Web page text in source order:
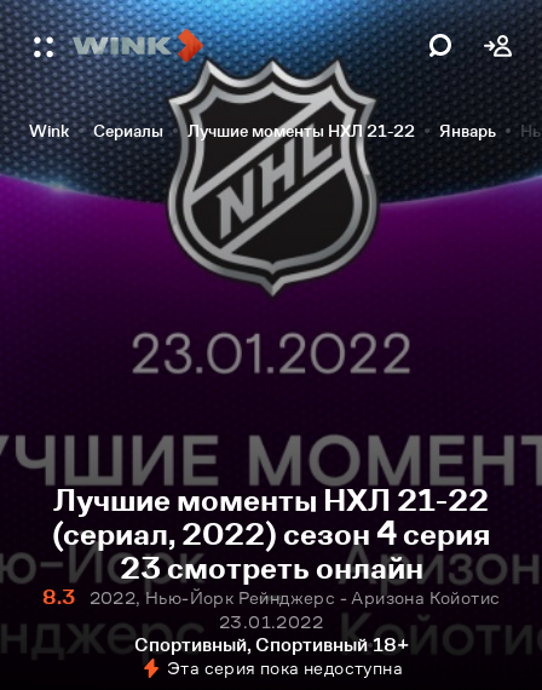
Wink Сериалы Лучшие моменты НХЛ 21-22 Январь
Лучшие моменты НХЛ 21-22
(сериал, 2022) сезон 4 серия
23 смотреть онлайн
8.3
2022, Нью-Йорк Рейнджерс - Аризона Койотис
23.01.2022
Спортивный, Спортивный 18+
Эта серия пока недоступна